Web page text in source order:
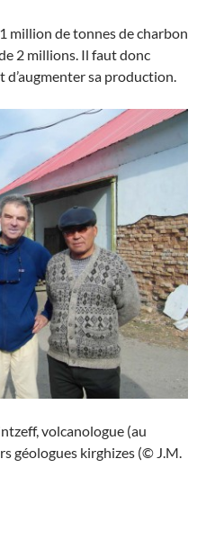
million de tonnes de charbon
2 millions. Il faut donc
d’augmenter sa production.
volcanologue (au
géologues kirghizes (© J.M.
du Kirghizistan